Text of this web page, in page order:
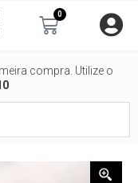
0
Carrinho
compra. Utilize o